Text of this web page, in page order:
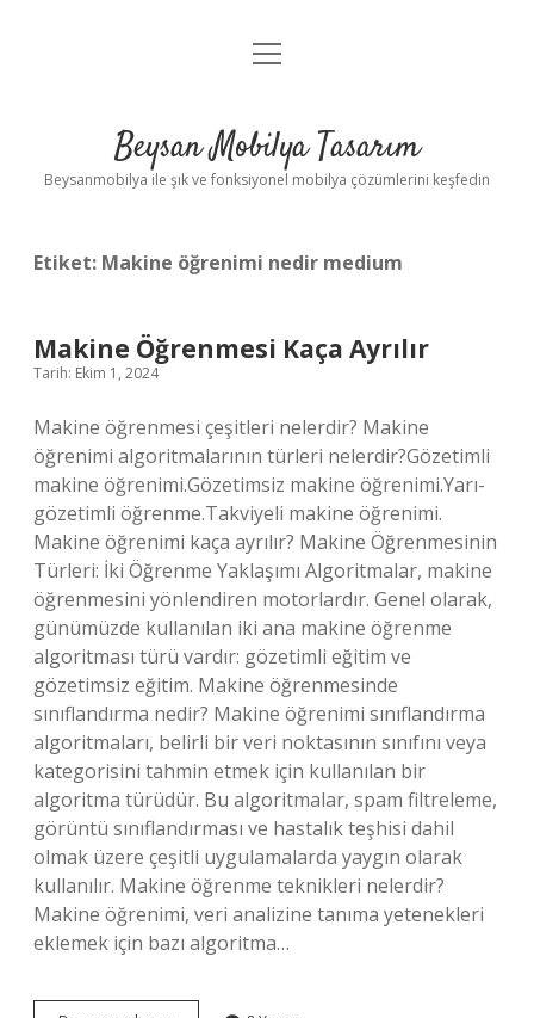
Anasayfa
Yasal Uyarı
menüyü
Beysan Mobilya Tasarım
Beysanmobilya ile şık ve fonksiyonel mobilya çözümlerini keşfedin
Etiket: Makine öğrenimi nedir medium
Makine Öğrenmesi Kaça Ayrılır
Tarih: Ekim 1, 2024
Makine öğrenmesi çeşitleri nelerdir? Makine
öğrenimi algoritmalarının türleri nelerdir?Gözetimli
makine öğrenimi.Gözetimsiz makine öğrenimi.Yarı-
gözetimli öğrenme.Takviyeli makine öğrenimi.
Makine öğrenimi kaça ayrılır? Makine Öğrenmesinin
Türleri: İki Öğrenme Yaklaşımı Algoritmalar, makine
öğrenmesini yönlendiren motorlardır. Genel olarak,
günümüzde kullanılan iki ana makine öğrenme
algoritması türü vardır: gözetimli eğitim ve
gözetimsiz eğitim. Makine öğrenmesinde
sınıflandırma nedir? Makine öğrenimi sınıflandırma
algoritmaları, belirli bir veri noktasının sınıfını veya
kategorisini tahmin etmek için kullanılan bir
algoritma türüdür. Bu algoritmalar, spam filtreleme,
görüntü sınıflandırması ve hastalık teşhisi dahil
olmak üzere çeşitli uygulamalarda yaygın olarak
kullanılır. Makine öğrenme teknikleri nelerdir?
Makine öğrenimi, veri analizine tanıma yetenekleri
eklemek için bazı algoritma…